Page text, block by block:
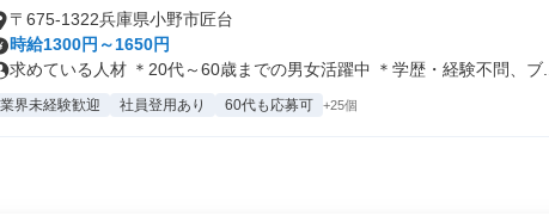
〒675-1322兵庫県小野市匠台
時給1300円～1650円
求めている人材 ＊20代～60歳までの男女活躍中 ＊学歴・経験不問、ブ...
業界未経験歓迎 社員登用あり 60代も応募可 +25個